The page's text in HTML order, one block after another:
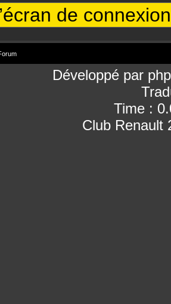
de connexion
Développé par
Time :
Club Renault